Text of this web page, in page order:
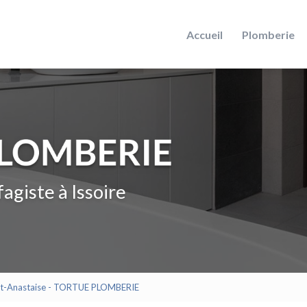
Accueil Plomberie
à Issoire
- TORTUE PLOMBERIE